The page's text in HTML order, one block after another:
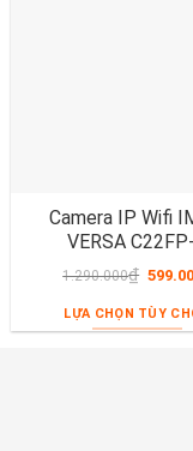
Camera IP Wifi
VERSA
1.290.000₫
LỰA CHỌN TÙY